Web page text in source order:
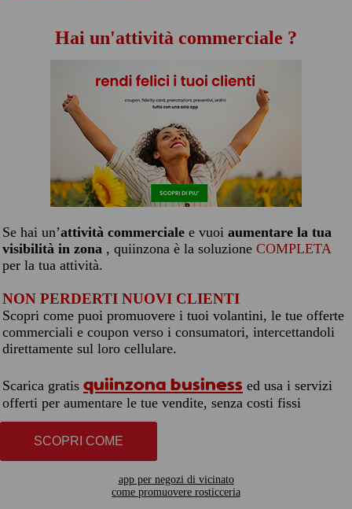
Hai un'attività commerciale ?
Se hai un’attività commerciale e vuoi aumentare la tua
visibilità in zona , quiinzona è la soluzione COMPLETA
per la tua attività.
NON PERDERTI NUOVI CLIENTI
Scopri come puoi promuovere i tuoi volantini, le tue offerte
commerciali e coupon verso i consumatori, intercettandoli
direttamente sul loro cellulare.
Scarica gratis quiinzona business ed usa i servizi
offerti per aumentare le tue vendite, senza costi fissi
SCOPRI COME
app per negozi di vicinato
come promuovere rosticceria